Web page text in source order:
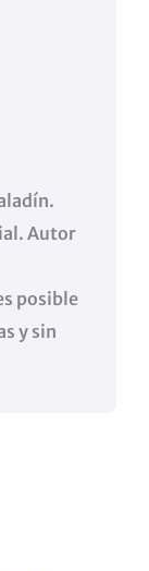
Autor
posible
y sin